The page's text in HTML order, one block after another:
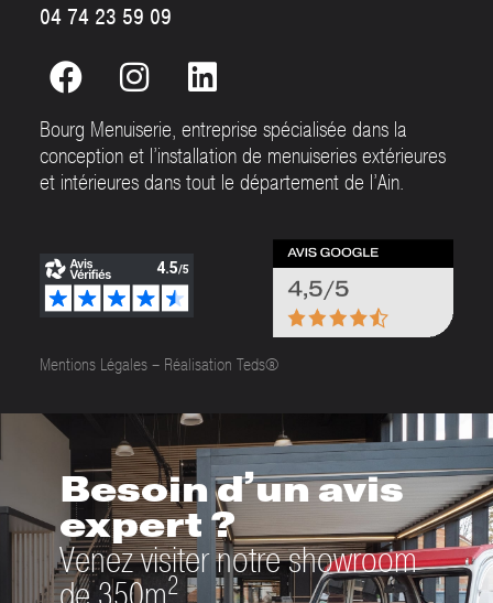
04 74 23 59 09
Bourg Menuiserie, entreprise spécialisée dans la
conception et l’installation de menuiseries extérieures
et intérieures dans tout le département de l’Ain.
Mentions Légales– Réalisation Teds®
Besoin d’un avis
expert ?
Venez visiter notre showroom
2